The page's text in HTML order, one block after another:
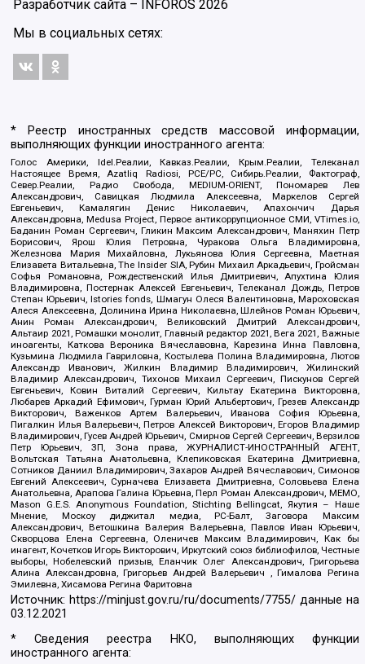
Разработчик сайта – INFOROS 2026
Мы в социальных сетях:
* Реестр иностранных средств массовой информации,
выполняющих функции иностранного агента:
Голос Америки, Idel.Реалии, Кавказ.Реалии, Крым.Реалии, Телеканал
Настоящее Время, Azatliq Radiosi, PCE/PC, Сибирь.Реалии, Фактограф,
Север.Реалии, Радио Свобода, MEDIUM-ORIENT, Пономарев Лев
Александрович, Савицкая Людмила Алексеевна, Маркелов Сергей
Евгеньевич, Камалягин Денис Николаевич, Апахончич Дарья
Александровна, Medusa Project, Первое антикоррупционное СМИ, VTimes.io,
Баданин Роман Сергеевич, Гликин Максим Александрович, Маняхин Петр
Борисович, Ярош Юлия Петровна, Чуракова Ольга Владимировна,
Железнова Мария Михайловна, Лукьянова Юлия Сергеевна, Маетная
Елизавета Витальевна, The Insider SIA, Рубин Михаил Аркадьевич, Гройсман
Софья Романовна, Рождественский Илья Дмитриевич, Апухтина Юлия
Владимировна, Постернак Алексей Евгеньевич, Телеканал Дождь, Петров
Степан Юрьевич, Istories fonds, Шмагун Олеся Валентиновна, Мароховская
Алеся Алексеевна, Долинина Ирина Николаевна, Шлейнов Роман Юрьевич,
Анин Роман Александрович, Великовский Дмитрий Александрович,
Альтаир 2021, Ромашки монолит, Главный редактор 2021, Вега 2021, Важные
иноагенты, Каткова Вероника Вячеславовна, Карезина Инна Павловна,
Кузьмина Людмила Гавриловна, Костылева Полина Владимировна, Лютов
Александр Иванович, Жилкин Владимир Владимирович, Жилинский
Владимир Александрович, Тихонов Михаил Сергеевич, Пискунов Сергей
Евгеньевич, Ковин Виталий Сергеевич, Кильтау Екатерина Викторовна,
Любарев Аркадий Ефимович, Гурман Юрий Альбертович, Грезев Александр
Викторович, Важенков Артем Валерьевич, Иванова София Юрьевна,
Пигалкин Илья Валерьевич, Петров Алексей Викторович, Егоров Владимир
Владимирович, Гусев Андрей Юрьевич, Смирнов Сергей Сергеевич, Верзилов
Петр Юрьевич, ЗП, Зона права, ЖУРНАЛИСТ-ИНОСТРАННЫЙ АГЕНТ,
Вольтская Татьяна Анатольевна, Клепиковская Екатерина Дмитриевна,
Сотников Даниил Владимирович, Захаров Андрей Вячеславович, Симонов
Евгений Алексеевич, Сурначева Елизавета Дмитриевна, Соловьева Елена
Анатольевна, Арапова Галина Юрьевна, Перл Роман Александрович, МЕМО,
Mason G.E.S. Anonymous Foundation, Stichting Bellingcat, Якутия – Наше
Мнение, Москоу диджитал медиа, РС-Балт, Заговора Максим
Александрович, Ветошкина Валерия Валерьевна, Павлов Иван Юрьевич,
Скворцова Елена Сергеевна, Оленичев Максим Владимирович, Как бы
инагент, Кочетков Игорь Викторович, Иркутский союз библиофилов, Честные
выборы, Нобелевский призыв, Еланчик Олег Александрович, Григорьева
Алина Александровна, Григорьев Андрей Валерьевич , Гималова Регина
Эмилевна, Хисамова Регина Фаритовна
Источник: https://minjust.gov.ru/ru/documents/7755/ данные на
03.12.2021
* Сведения реестра НКО, выполняющих функции
иностранного агента: